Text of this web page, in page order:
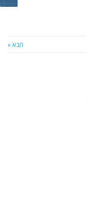
הבא »